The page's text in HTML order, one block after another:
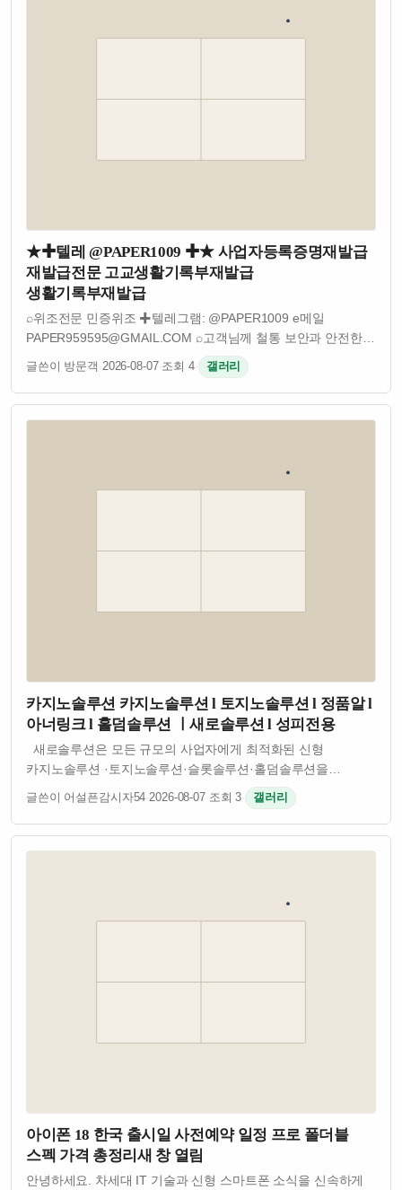
★✚텔레 @PAPER1009 ✚★ 사업자등록증명재발급
재발급전문 고교생활기록부재발급
생활기록부재발급
⌕위조전문 민증위조 ✚텔레그램: @PAPER1009 e메일
PAPER959595@GMAIL.COM ⌕고객님께 철통 보안과 안전한
시스템으로 진행합니다 ⌕의뢰 전 "충분히 듣고, 생각하고, 검토"
하신 후 결정하세요 ⌕모든작업 "확인후결제�…
글쓴이 방문객 ·2026-08-07·조회 4· 갤러리
카지노솔루션 카지노솔루션 l 토지노솔루션 l 정품알 l
아너링크 l 홀덤솔루션 ㅣ새로솔루션 l 성피전용
새로솔루션은 모든 규모의 사업자에게 최적화된 신형
카지노솔루션 ·토지노솔루션·슬롯솔루션·홀덤솔루션을
제공합니다. 안정성·보안성·확장성을 기준으로 개발된
플랫폼으로 검증된 API와 정식 계약 밴더 기반의 서비스를
제공합니다. 자체개발 소스로 잡 오류없이 안정적인…
글쓴이 어설픈감시자54·2026-08-07·조회 3· 갤러리
아이폰 18 한국 출시일 사전예약 일정 프로 폴더블
스펙 가격 총정리새 창 열림
안녕하세요. 차세대 IT 기술과 신형 스마트폰 소식을 신속하게